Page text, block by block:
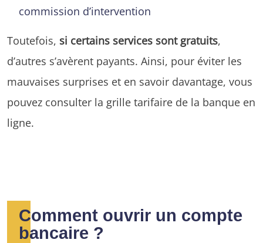
commission d’intervention
Toutefois, si certains services sont gratuits,
d’autres s’avèrent payants. Ainsi, pour éviter les
mauvaises surprises et en savoir davantage, vous
pouvez consulter la grille tarifaire de la banque en
ligne.
Comment ouvrir un compte
bancaire ?